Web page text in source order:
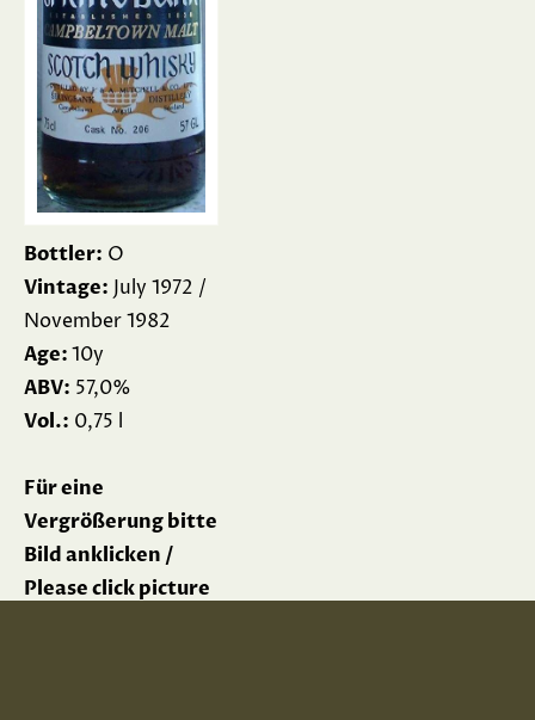
Bottler: O
Vintage: July 1972 /
November 1982
Age:10y
ABV: 57,0%
Vol.: 0,75 l
Für eine
Vergrößerung bitte
Bild anklicken /
Please click picture